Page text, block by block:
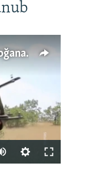
Türkiyənin dönüş nöqtəsi, ya Ərdoğana üçüncü şans: PKK ilə qəfil barışıq nə deməkdir?